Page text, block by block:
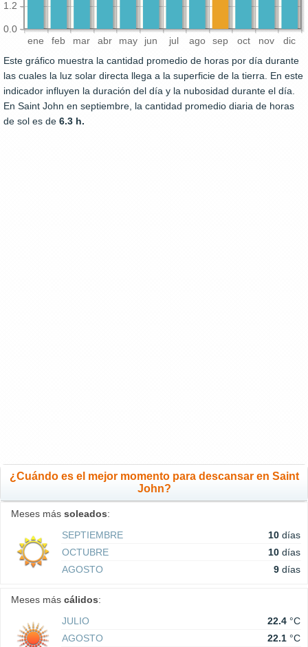
ene feb mar abr may jun jul ago sep oct nov dic
0.0
1.2
Este gráfico muestra la cantidad promedio de horas por día durante
las cuales la luz solar directa llega a la superficie de la tierra. En este
indicador influyen la duración del día y la nubosidad durante el día.
En Saint John en septiembre, la cantidad promedio diaria de horas
de sol es de 6.3 h.
¿Cuándo es el mejor momento para descansar en Saint
John?
Meses más soleados:
SEPTIEMBRE
10 días
OCTUBRE
10 días
AGOSTO
9 días
Meses más cálidos:
JULIO
22.4 °C
AGOSTO
22.1 °C